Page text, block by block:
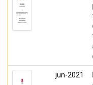
jun-2021